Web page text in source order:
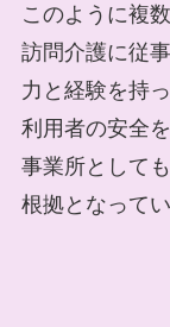
このように複
訪問介護に従
力と経験を持
利用者の安全
事業所として
根拠となってい